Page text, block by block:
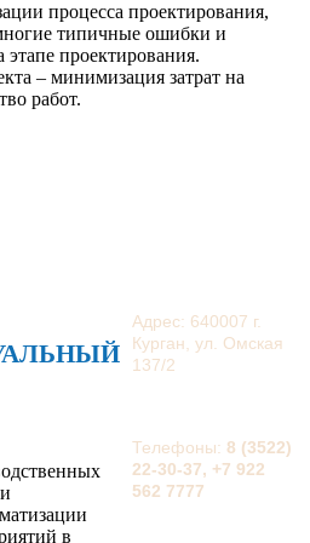
процесса проектирования,
типичные ошибки и
проектирования.
– минимизация затрат на
работ.
в
Адрес: 640007 г.
Курган, ул. Омская
137/2
Телефоны: 8 (3522)
22-30-37, +7 922
562 7777